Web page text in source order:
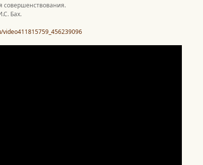
совершенствования.
Бах.
video411815759_456239096